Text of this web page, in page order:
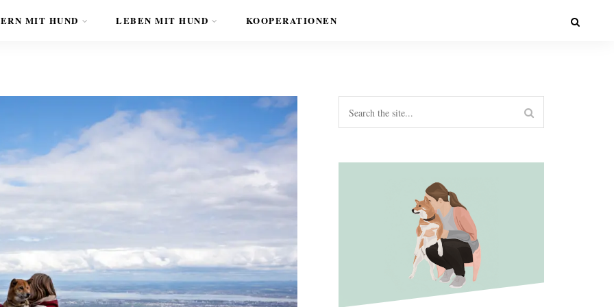
MIT HUND LEBEN MIT HUND KOOPERATIONEN